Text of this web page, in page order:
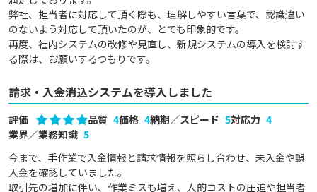
弊社、担当者に対応して頂く際も、理解しやすい言葉で、認識違い
のないよう対応して頂いたのが、とても印象的です。
再度、社内システムの改修や見直し、新規システムの導入を検討す
る際は、お願いするつもりです。
請求・入金消込システムを導入しました
評価 品質 4価格 4納期／スピード 5対応力 4
業界／業務知識 5
今まで、手作業で入金情報と請求情報を照らし合わせ、未入金や誤
入金を確認していました。
取引先の増加に伴い、作業ミスも増え、人的コストの圧迫や担当者